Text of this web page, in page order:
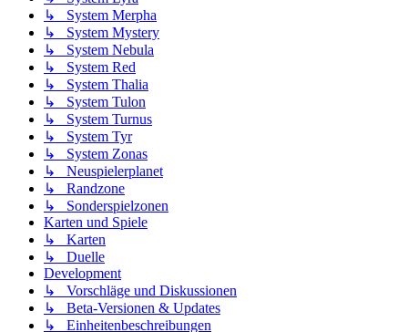
↳ System Merpha
↳ System Mystery
↳ System Nebula
↳ System Red
↳ System Thalia
↳ System Tulon
↳ System Turnus
↳ System Tyr
↳ System Zonas
↳ Neuspielerplanet
↳ Randzone
↳ Sonderspielzonen
Karten und Spiele
↳ Karten
↳ Duelle
Development
↳ Vorschläge und Diskussionen
↳ Beta-Versionen & Updates
↳ Einheitenbeschreibungen